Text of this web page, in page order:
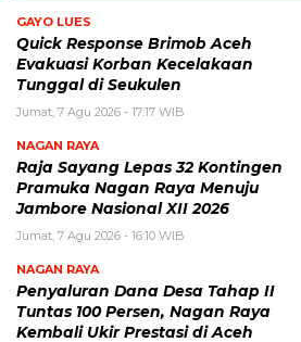
GAYO LUES
Quick Response Brimob Aceh
Evakuasi Korban Kecelakaan
Tunggal di Seukulen
Jumat, 7 Agu 2026 - 17:17 WIB
NAGAN RAYA
Raja Sayang Lepas 32 Kontingen
Pramuka Nagan Raya Menuju
Jambore Nasional XII 2026
Jumat, 7 Agu 2026 - 16:10 WIB
NAGAN RAYA
Penyaluran Dana Desa Tahap II
Tuntas 100 Persen, Nagan Raya
Kembali Ukir Prestasi di Aceh